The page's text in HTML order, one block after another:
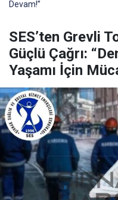
Devam!”
SES’ten Grevli
Güçlü Çağrı:
Yaşamı İçin